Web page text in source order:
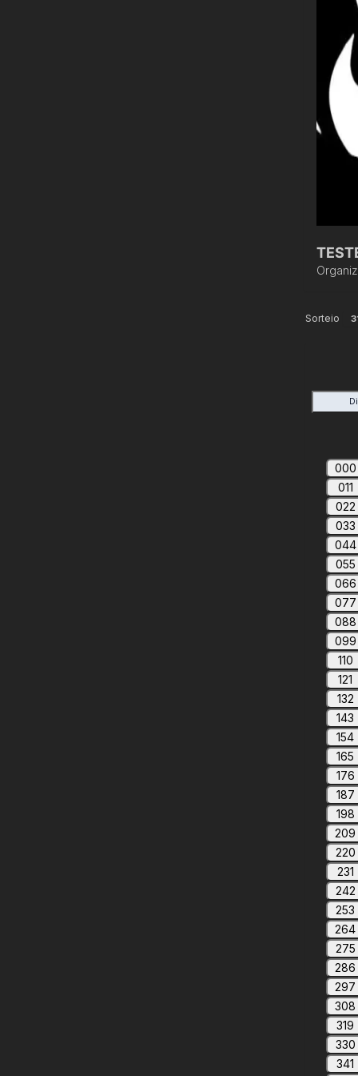
Sorteio
000
011
022
033
044
055
066
077
088
099
110
121
132
143
154
165
176
187
198
209
220
231
242
253
264
275
286
297
308
319
330
341